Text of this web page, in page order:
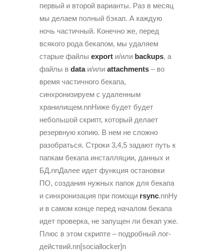
первый и второй варианты. Раз в месяц
мы делаем полный бэкап. А каждую
ночь частичный. Конечно же, перед
всякого рода бекапом, мы удаляем
старые файлы export и/или backups, а
файлы в dataи/или attachments – во
время частичного бекапа,
синхронизируем с удаленным
хранилищем.nnНиже будет будет
небольшой скрипт, который делает
резервную копию. В нем не сложно
разобраться. Строки 3,4,5 задают путь к
папкам бекапа инсталляции, данных и
БД.nnДалее идет функция остановки
ПО, создания нужных папок для бекапа
и синхронизация при помощи rsync.nnНу
и в самом конце перед началом бекапа
идет проверка, не запущен ли бекап уже.
Плюс в этом скрипте – подробный лог-
действий.nn[sociallocker]n